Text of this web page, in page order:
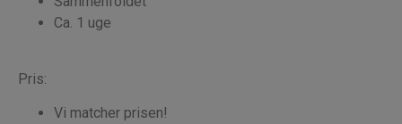
Ca. 1 uge
Pris:
Vi matcher prisen!